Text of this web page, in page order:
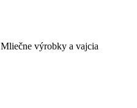
Mliečne výrobky a vajcia